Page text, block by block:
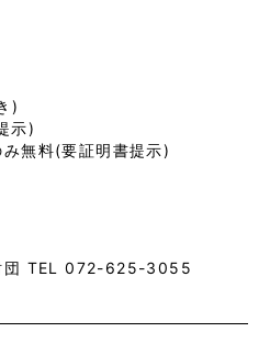
)
示)
無料(要証明書提示)
団 TEL 072-625-3055